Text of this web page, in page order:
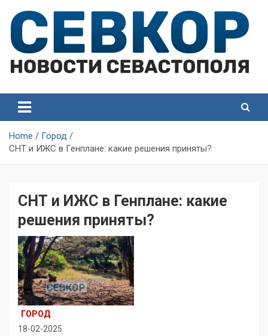
content
Севастополя
Севастополя
Home
Город
СНТ и ИЖС в Генплане: какие решения приняты?
СНТ и ИЖС в Генплане: какие
решения приняты?
ГОРОД
18-02-2025